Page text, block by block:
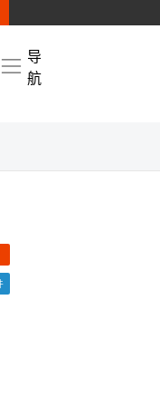
导
航